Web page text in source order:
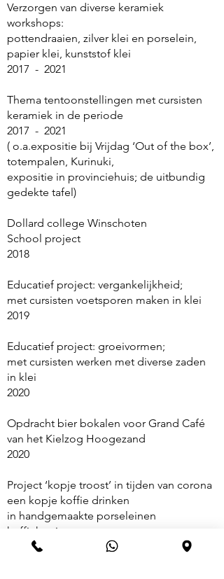
Verzorgen van diverse keramiek
workshops:
pottendraaien, zilver klei en porselein,
papier klei, kunststof klei
2017 - 2021
Thema tentoonstellingen met cursisten
keramiek in de periode
2017 - 2021
( o.a.expositie bij Vrijdag ‘Out of the box’,
totempalen, Kurinuki,
expositie in provinciehuis; de uitbundig
gedekte tafel)
Dollard college Winschoten
School project
2018
Educatief project: vergankelijkheid;
met cursisten voetsporen maken in klei
2019
Educatief project: groeivormen;
met cursisten werken met diverse zaden
in klei
2020
Opdracht bier bokalen voor Grand Café
van het Kielzog Hoogezand
2020
Project ‘kopje troost’ in tijden van corona
een kopje koffie drinken
in handgemaakte porseleinen
koffiekopjes.
2020-2021